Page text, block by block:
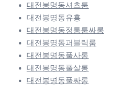
대전봉명동셔츠룸
대전봉명동유흥
대전봉명동정통룸싸롱
대전봉명동퍼블릭룸
대전봉명동풀사롱
대전봉명동풀살롱
대전봉명동풀싸롱